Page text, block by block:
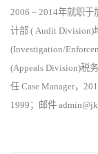
2006 – 2014年就职
计部 ( Audit Division)
(Investigation/
(Appeals Division)税
任 Case Manager，
1999；邮件